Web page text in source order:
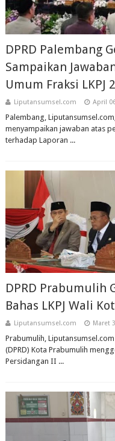
DPRD Palembang
Sampaikan
Umum Fraksi LKPJ
Liputansumsel.com April
Palembang,
menyampaikan jawaban atas
terhadap Laporan ...
DPRD Prabumulih
Bahas LKPJ Wali
Liputansumsel.com Maret
Prabumulih,
(DPRD) Kota Prabumulih
Persidangan II ...